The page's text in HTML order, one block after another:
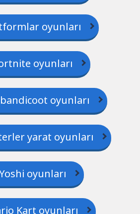
oyunları
oyunları
oyunları
yarat oyunları
oyunları
Kart oyunları